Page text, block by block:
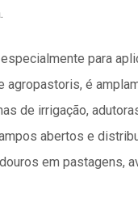
para
agropastoris, é
de irrigação,
abertos e
em pastagens,